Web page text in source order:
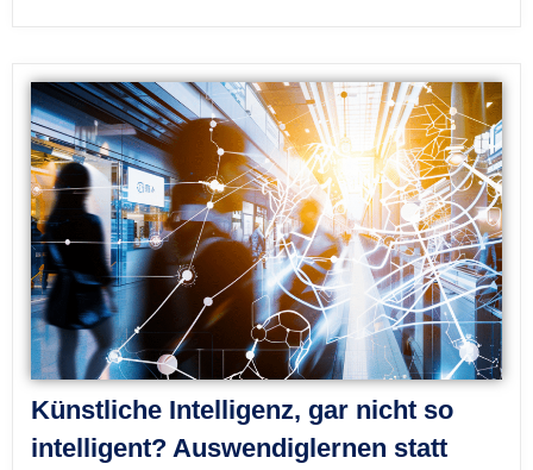
Künstliche Intelligenz, gar nicht so
intelligent? Auswendiglernen statt